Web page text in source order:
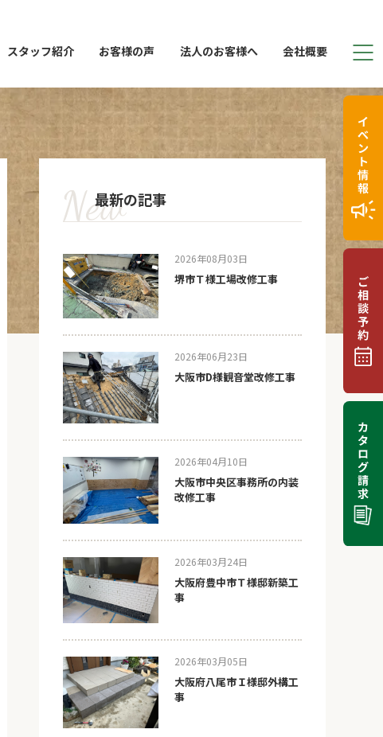
スタッフ紹介 お客様の声 法人のお客様へ 会社概要
最新の記事
2026年08月03日
堺市Ｔ様工場改修工事
2026年06月23日
大阪市D様観音堂改修工事
2026年04月10日
大阪市中央区事務所の内装
改修工事
2026年03月24日
大阪府豊中市Ｔ様邸新築工
事
2026年03月05日
大阪府八尾市Ｉ様邸外構工
事